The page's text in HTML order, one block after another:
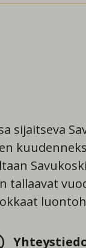
sijaitseva
tallaavat